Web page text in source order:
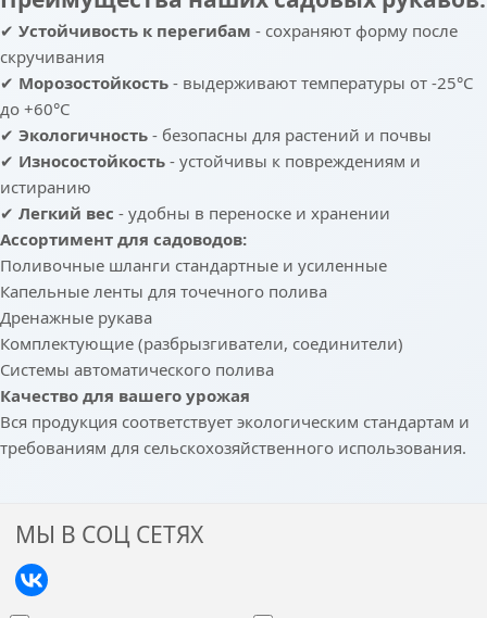
✔ Устойчивость к перегибам - сохраняют форму после
скручивания
✔ Морозостойкость - выдерживают температуры от -25°C
до +60°C
✔ Экологичность - безопасны для растений и почвы
✔ Износостойкость - устойчивы к повреждениям и
истиранию
✔ Легкий вес - удобны в переноске и хранении
Ассортимент для садоводов:
Поливочные шланги стандартные и усиленные
Капельные ленты для точечного полива
Дренажные рукава
Комплектующие (разбрызгиватели, соединители)
Системы автоматического полива
Качество для вашего урожая
Вся продукция соответствует экологическим стандартам и
требованиям для сельскохозяйственного использования.
МЫ В СОЦ СЕТЯХ